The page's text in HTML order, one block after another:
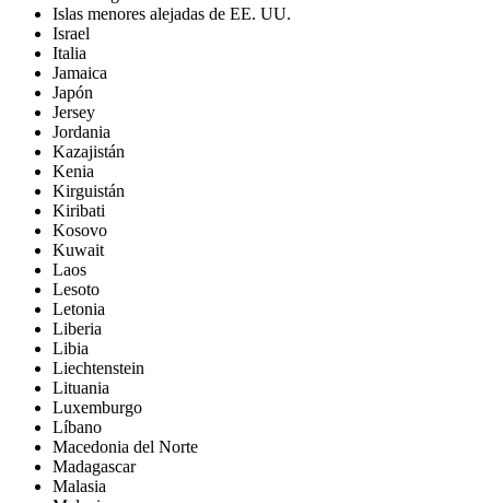
Islas menores alejadas de EE. UU.
Israel
Italia
Jamaica
Japón
Jersey
Jordania
Kazajistán
Kenia
Kirguistán
Kiribati
Kosovo
Kuwait
Laos
Lesoto
Letonia
Liberia
Libia
Liechtenstein
Lituania
Luxemburgo
Líbano
Macedonia del Norte
Madagascar
Malasia